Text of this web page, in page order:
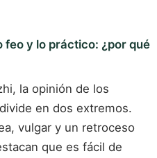
y lo práctico: ¿por qué
la opinión de los
en dos extremos.
vulgar y un retroceso
que es fácil de